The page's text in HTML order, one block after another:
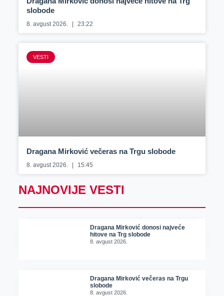
slobode
8. avgust 2026. 23:22
VESTI
Dragana Mirković večeras na Trgu slobode
8. avgust 2026. 15:45
NAJNOVIJE VESTI
Dragana Mirković donosi najveće
hitove na Trg slobode
8. avgust 2026.
Dragana Mirković večeras na Trgu
slobode
8. avgust 2026.